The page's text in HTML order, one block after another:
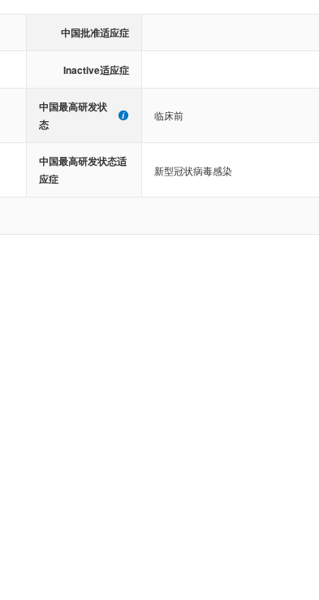
中国批准适应症
Inactive适应症
中国最高研发状
态
临床前
中国最高研发状态适
应症
新型冠状病毒感染